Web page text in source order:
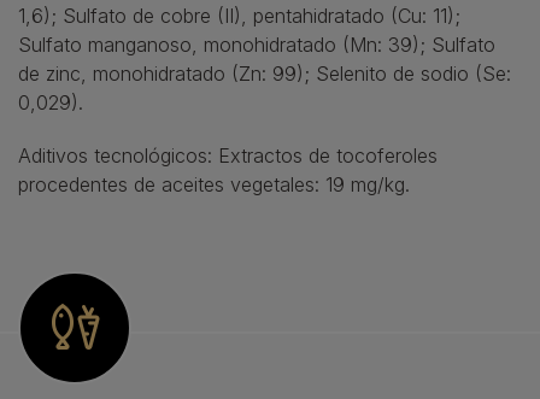
1,6); Sulfato de cobre (II), pentahidratado (Cu: 11);
Sulfato manganoso, monohidratado (Mn: 39); Sulfato
de zinc, monohidratado (Zn: 99); Selenito de sodio (Se:
0,029).
Aditivos tecnológicos: Extractos de tocoferoles
procedentes de aceites vegetales: 19 mg/kg.